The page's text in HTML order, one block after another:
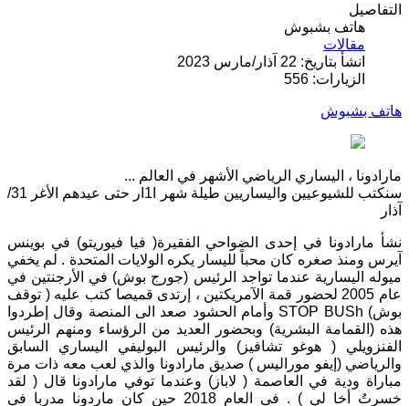
التفاصيل
هاتف بشبوش
مقالات
انشأ بتاريخ: 22 آذار/مارس 2023
الزيارات: 556
هاتف بشبوش
مارادونا ، اليساري الرياضي الأشهر في العالم ...
سنكتب للشيوعيين واليساريين طيلة شهر ا1ار حتى عيدهم الأغر 31/
آذار
نشأ مارادونا في إحدى الضواحي الفقيرة( فيا فيوريتو) في بوينس
آيرس ومنذ صغره كان محباً لليسار يكره الولايات المتحدة . لم يخفي
ميوله اليسارية عندما تواجد الرئيس (جورج بوش) في الأرجنتين في
عام 2005 لحضور قمة الآمريكتين ، إرتدى قميصا كتب عليه ( توقف
بوش) STOP BUSh وأمام الحشود صعد الى المنصة وقال إطردوا
هذه (القمامة البشرية) وبحضور العديد من الرؤساء ومنهم الرئيس
الفنزويلي ( هوغو تشافيز) والرئيس البوليفي اليساري السابق
والرياضي (إيفو موراليس ) صديق مارادونا والذي لعب معه ذات مرة
مباراة ودية في العاصمة ( لاباز) وعندما توفي مارادونا قال ( لقد
خسرتُ أخا لي ) . في العام 2018 حين كان ماردونا مدربا في